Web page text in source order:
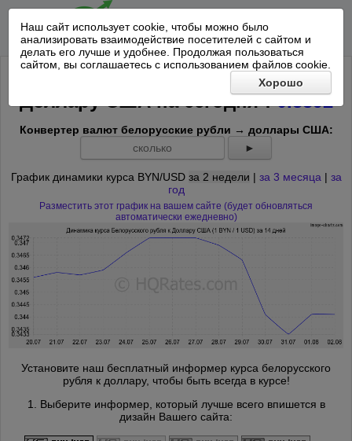
Наш сайт использует cookie, чтобы можно было
анализировать взаимодействие посетителей с сайтом и
делать его лучше и удобнее. Продолжая пользоваться
сайтом, вы соглашаетесь с использованием файлов cookie.
Хорошо
Курс Белорусского рубля к
Доллару США насегодня*:0.3392
Конвертер валют белорусские рубли → доллары США:
►
График динамики курса BYN/USD за 2 недели | за 3 месяца | за
год
Разместить этот график на вашем сайте (будет обновляться
автоматически ежедневно)
Установите наш бесплатный информер курса белорусского
рубля к доллару, чтобы быть всегда в курсе!
1. Выберите информер, который лучше всего впишется в
дизайн Вашего сайта: